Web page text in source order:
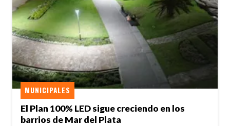
El Plan 100% LED sigue creciendo en los
barrios de Mar del Plata
MUNICIPALES